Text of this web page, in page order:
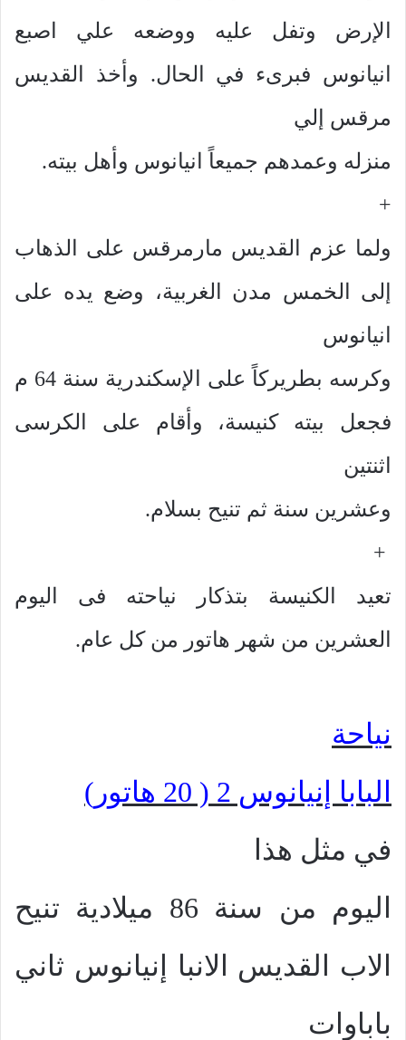
الإرض وتفل عليه ووضعه علي اصبع
انيانوس فبرىء في الحال. وأخذ القديس
مرقس إلي
منزله وعمدهم جميعاً انيانوس وأهل بيته.
+
ولما عزم القديس مارمرقس على الذهاب
إلى الخمس مدن الغربية، وضع يده على
انيانوس
وكرسه بطريركاً على الإسكندرية سنة 64 م
فجعل بيته كنيسة، وأقام على الكرسى
اثنتين
وعشرين سنة ثم تنيح بسلام.
+
تعيد الكنيسة بتذكار نياحته فى اليوم
العشرين من شهر هاتور من كل عام.
نياحة
البابا إنيانوس 2 ( 20 هاتور)
في مثل هذا
اليوم من سنة 86 ميلادية تنيح
الاب القديس الانبا إنيانوس ثاني
باباوات